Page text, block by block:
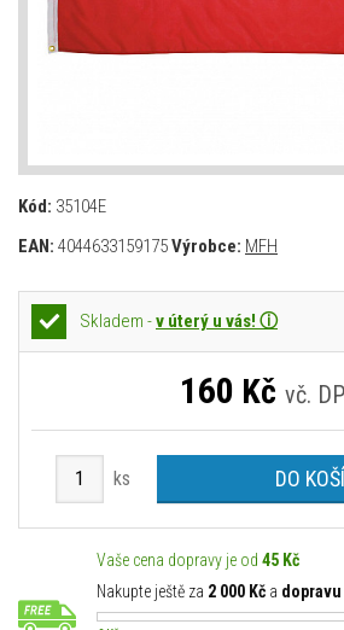
Kód: 35104E
EAN: 4044633159175Výrobce: MFH
Skladem -v úterý u vás! ⓘ
160 Kč vč.
ks DO
Vaše cena dopravy je od 45 Kč
Nakupte ještě za 2 000 Kč a